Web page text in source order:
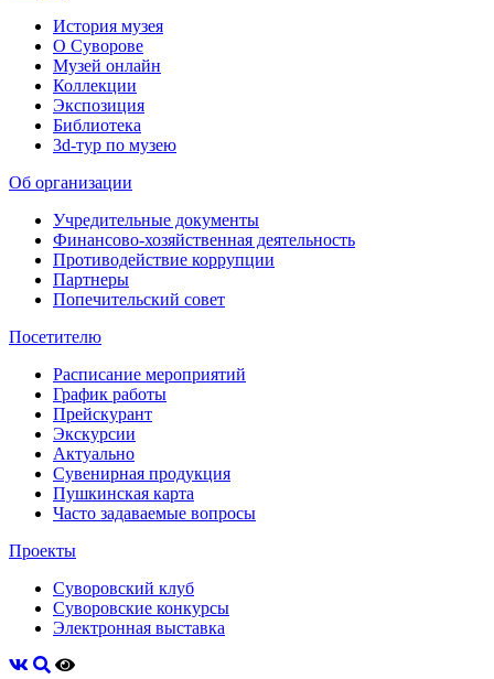
История музея
О Суворове
Музей онлайн
Коллекции
Экспозиция
Библиотека
3d-тур по музею
Об организации
Учредительные документы
Финансово-хозяйственная деятельность
Противодействие коррупции
Партнеры
Попечительский совет
Посетителю
Расписание мероприятий
График работы
Прейскурант
Экскурсии
Актуально
Сувенирная продукция
Пушкинская карта
Часто задаваемые вопросы
Проекты
Суворовский клуб
Суворовские конкурсы
Электронная выставка